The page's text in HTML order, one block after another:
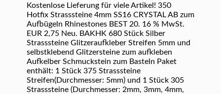
Kostenlose Lieferung für viele Artikel! 350
Hotfix Strasssteine 4mm SS16 CRYSTAL AB zum
Aufbügeln Rhinestones BEST 20. 16 % MwSt.
EUR 2,75 Neu. BAKHK 680 Stück Silber
Strasssteine Glitzeraufkleber Streifen 5mm und
selbstklebend Glitzersteine zum aufkleben
Aufkelber Schmuckstein zum Basteln Paket
enthält: 1 Stück 375 Strasssteine
Streifen(Durchmesser: 5mm) und 1 Stück 305
Strasssteine (Durchmesser: 2mm, 3mm, 4mm,